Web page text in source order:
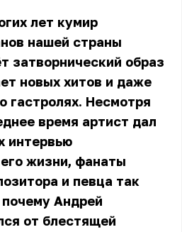
лет кумир
нашей страны
затворнический образ
новых хитов и даже
гастролях. Несмотря
время артист дал
интервью
жизни, фанаты
и певца так
почему Андрей
от блестящей